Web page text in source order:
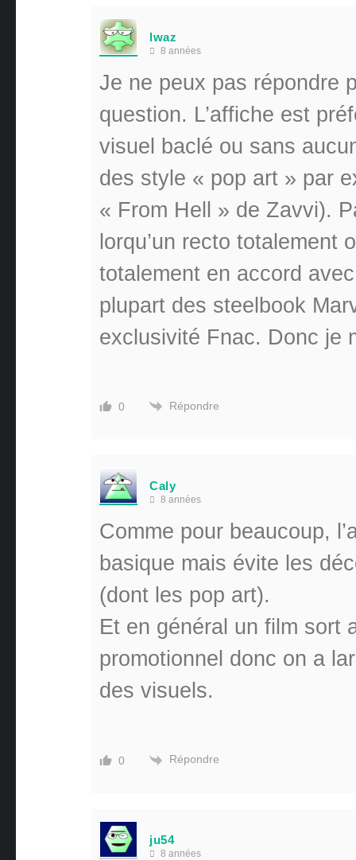
lwaz
8 années
Je ne peux pas répondre
question. L’affiche est
visuel baclé ou sans
des style « pop art » par
« From Hell » de Zavvi).
lorqu’un recto
totalement en accord
plupart des steelbook
exclusivité Fnac. Donc je
0 Répondre
Caly
8 années
Comme pour beaucoup,
basique mais évite les
(dont les pop art).
Et en général un film sort
promotionnel donc on a
des visuels.
0 Répondre
ju54
8 années